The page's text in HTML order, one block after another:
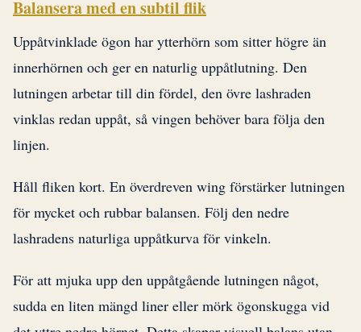
Balansera med en subtil flik
Uppåtvinklade ögon har ytterhörn som sitter högre än
innerhörnen och ger en naturlig uppåtlutning. Den
lutningen arbetar till din fördel, den övre lashraden
vinklas redan uppåt, så vingen behöver bara följa den
linjen.
Håll fliken kort. En överdreven wing förstärker lutningen
för mycket och rubbar balansen. Följ den nedre
lashradens naturliga uppåtkurva för vinkeln.
För att mjuka upp den uppåtgående lutningen något,
sudda en liten mängd liner eller mörk ögonskugga vid